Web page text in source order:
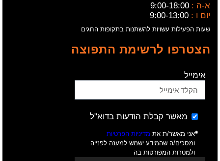
א-ה : 9:00-18:00
יום ו : 9:00-13:00
שעות הפעילות עשויות להשתנות בתקופות החגים
הצטרפו לרשימת התפוצה
אימייל
מאשר קבלת הודעות בדוא"ל
אני מאשר/ת את מדיניות הפרטיות
ומסכים/ה שהמידע ישמש למענה לפנייה
ולמטרות המפורטות בה